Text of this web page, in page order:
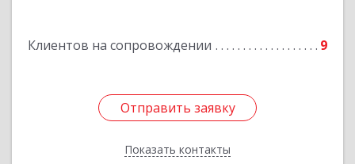
Клиентов на сопровождении 9
Отправить заявку
Показать контакты
Отправить заявку
Назад